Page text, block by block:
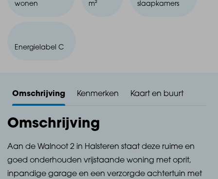
wonen
m²
slaapkamers
Energielabel C
Omschrijving Kenmerken Kaart en buurt
Omschrijving
Aan de Walnoot 2 in Halsteren staat deze ruime en
goed onderhouden vrijstaande woning met oprit,
inpandige garage en een verzorgde achtertuin met